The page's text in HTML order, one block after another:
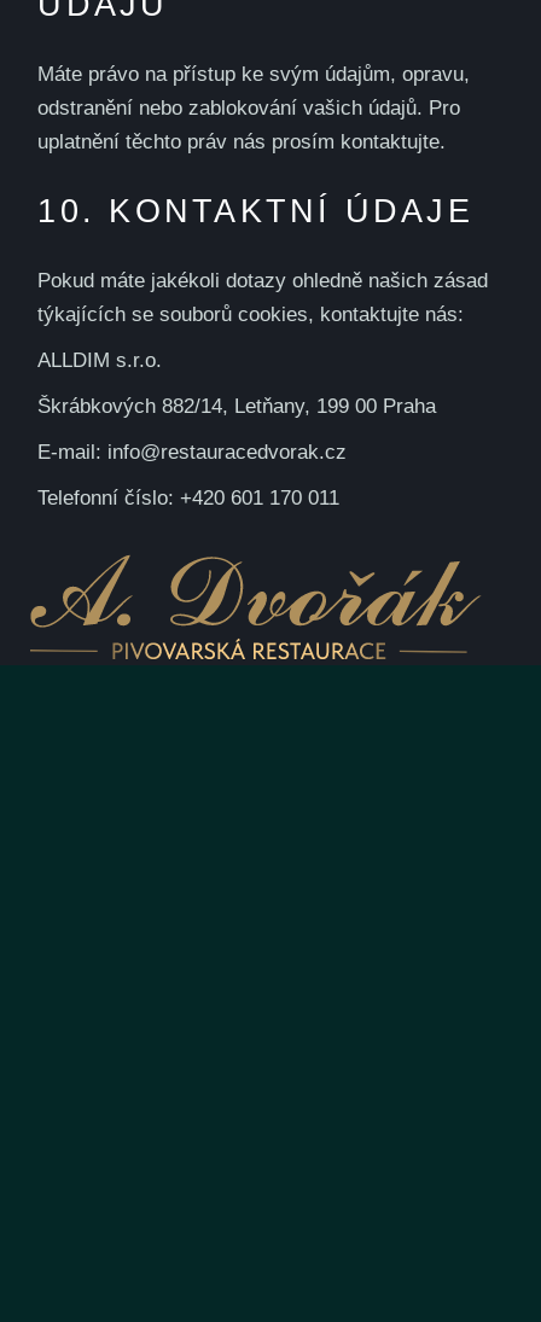
Máte právo na přístup ke svým údajům, opravu,
odstranění nebo zablokování vašich údajů. Pro
uplatnění těchto práv nás prosím kontaktujte.
10. KONTAKTNÍ ÚDAJE
Pokud máte jakékoli dotazy ohledně našich zásad
týkajících se souborů cookies, kontaktujte nás:
ALLDIM s.r.o.
Škrábkových 882/14, Letňany, 199 00 Praha
E-mail: info@restauracedvorak.cz
Telefonní číslo: +420 601 170 011